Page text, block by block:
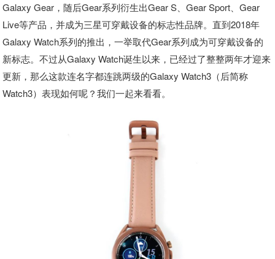
Galaxy Gear，随后Gear系列衍生出Gear S、Gear Sport、Gear
Live等产品，并成为三星可穿戴设备的标志性品牌。直到2018年
Galaxy Watch系列的推出，一举取代Gear系列成为可穿戴设备的
新标志。不过从Galaxy Watch诞生以来，已经过了整整两年才迎来
更新，那么这款连名字都连跳两级的Galaxy Watch3（后简称
Watch3）表现如何呢？我们一起来看看。